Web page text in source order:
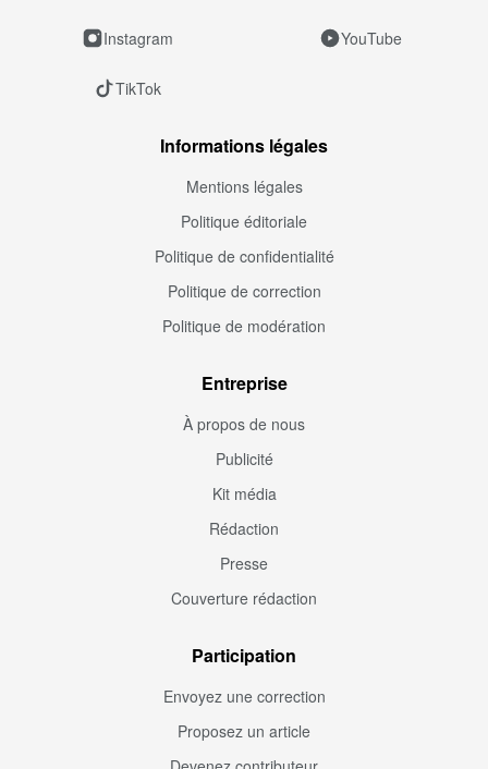
Instagram YouTube
TikTok
Informations légales
Mentions légales
Politique éditoriale
Politique de confidentialité
Politique de correction
Politique de modération
Entreprise
À propos de nous
Publicité
Kit média
Rédaction
Presse
Couverture rédaction
Participation
Envoyez une correction
Proposez un article